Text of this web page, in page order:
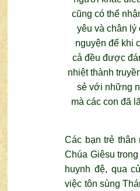
cũng có thể
yêu và chân
nguyện để khi
cả đều được
nhiệt thành
sẻ với những
mà các con đã
Các bạn trẻ thân
Chúa Giêsu
huynh đệ, qua
việc tôn sùng